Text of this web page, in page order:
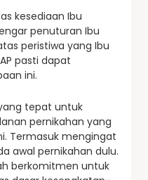
kesediaan Ibu
penuturan Ibu
peristiwa yang Ibu
pasti dapat
ini.
tepat untuk
pernikahan yang
Termasuk mengingat
awal pernikahan dulu.
berkomitmen untuk